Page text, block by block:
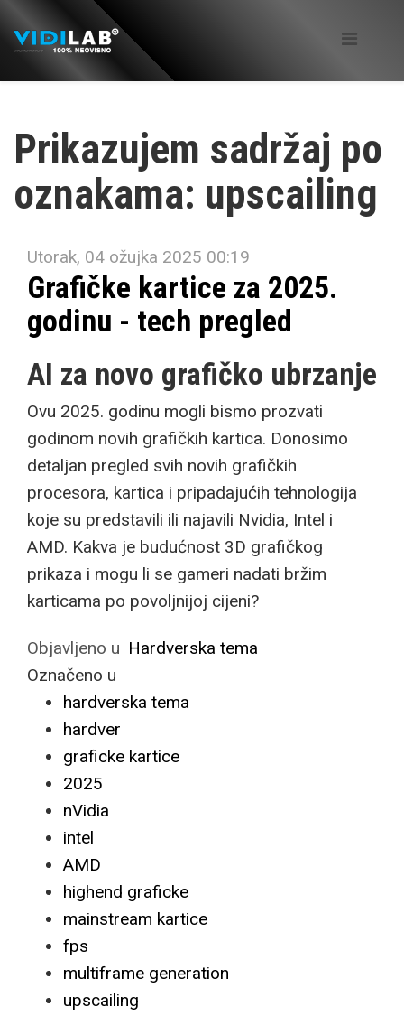
Prikazujem sadržaj po
oznakama: upscailing
Utorak, 04 ožujka 2025 00:19
Grafičke kartice za 2025.
godinu - tech pregled
AI za novo grafičko ubrzanje
Ovu 2025. godinu mogli bismo prozvati
godinom novih grafičkih kartica. Donosimo
detaljan pregled svih novih grafičkih
procesora, kartica i pripadajućih tehnologija
koje su predstavili ili najavili Nvidia, Intel i
AMD. Kakva je budućnost 3D grafičkog
prikaza i mogu li se gameri nadati bržim
karticama po povoljnijoj cijeni?
Objavljeno u Hardverska tema
Označeno u
hardverska tema
hardver
graficke kartice
2025
nVidia
intel
AMD
highend graficke
mainstream kartice
fps
multiframe generation
upscailing